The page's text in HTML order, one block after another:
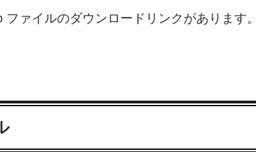
ァイルのダウンロードリンクがあります。